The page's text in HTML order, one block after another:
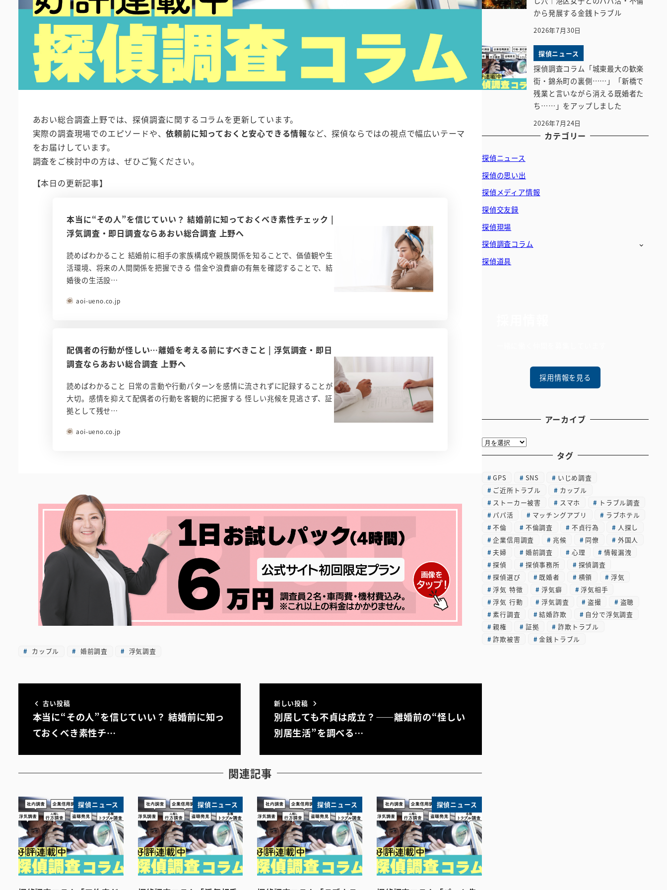
あおい総合調査上野では、探偵調査に関するコラムを更新しています。
実際の調査現場でのエピソードや、依頼前に知っておくと安心できる情報など、探偵ならではの視点で幅広いテーマ
をお届けしています。
調査をご検討中の方は、ぜひご覧ください。
【本日の更新記事】
本当に“その人”を信じていい？ 結婚前に知っておくべき素性チェック |
浮気調査・即日調査ならあおい総合調査 上野へ
読めばわかること 結婚前に相手の家族構成や親族関係を知ることで、価値観や生
活環境、将来の人間関係を把握できる 借金や浪費癖の有無を確認することで、結
婚後の生活設…
aoi-ueno.co.jp
配偶者の行動が怪しい…離婚を考える前にすべきこと | 浮気調査・即日
調査ならあおい総合調査 上野へ
読めばわかること 日常の言動や行動パターンを感情に流されずに記録することが
大切。感情を抑えて配偶者の行動を客観的に把握する 怪しい兆候を見逃さず、証
拠として残せ…
aoi-ueno.co.jp
カップル 婚前調査 浮気調査
古い投稿
本当に“その人”を信じていい？ 結婚前に知っ
ておくべき素性チ…
新しい投稿
別居しても不貞は成立？――離婚前の“怪しい
別居生活”を調べる…
関連記事
探偵ニュース 探偵ニュース 探偵ニュース 探偵ニュース
から発展する金銭トラブル
2026年7月30日
探偵ニュース
探偵調査コラム「城東最大の歓楽
街・錦糸町の裏側……」「新橋で
残業と言いながら消える既婚者た
ち……」をアップしました
2026年7月24日
カテゴリー
探偵ニュース
探偵の思い出
探偵メディア情報
探偵交友録
探偵現場
探偵調査コラム
探偵道具
採用情報を見る
アーカイブ
ア
ー
イ
ブ
タグ
GPS SNS
いじめ調査
ご近所トラブル
カップル
ストーカー被害
スマホ
トラブル調査
パパ活
マッチングアプリ
ラブホテル
不倫
不倫調査 不貞行為
人探し
企業信用調査
兆候 同僚
外国人
夫婦
婚前調査 心理
情報漏洩
探偵
探偵事務所
探偵調査
探偵選び
既婚者 横領
浮気
浮気 特徴
浮気癖
浮気相手
浮気 行動
浮気調査 盗撮
盗聴
素行調査
結婚詐欺
自分で浮気調査
親権
証拠
詐欺トラブル
詐欺被害
金銭トラブル